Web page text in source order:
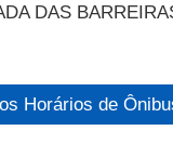
DAS
Horários de